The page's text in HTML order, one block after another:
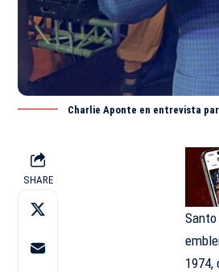
Charlie Aponte en entrevista
SHARE
1974,